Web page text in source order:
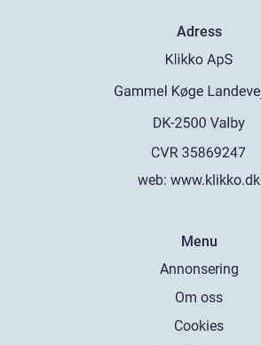
Adress
web: www.klikko.dk
Menu
Annonsering
Om oss
Cookies